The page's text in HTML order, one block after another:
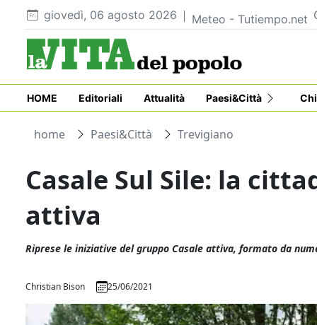
giovedì, 06 agosto 2026 Meteo - Tutiempo.net
HOME Editoriali Attualità Paesi&Città
home Paesi&Città Trevigiano
Casale Sul Sile: la
attiva
Riprese le iniziative del gruppo Casale attiva, formato da
Christian Bison 25/06/2021